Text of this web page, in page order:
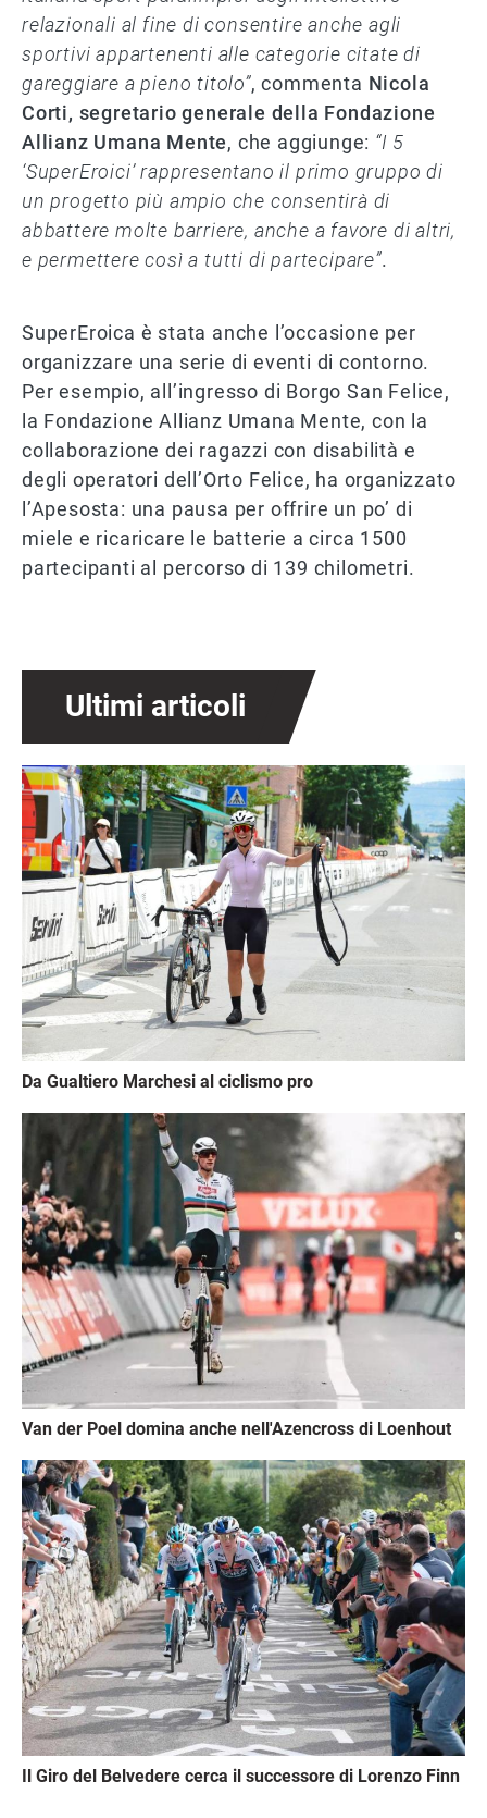
relazionali al fine di consentire anche agli
sportivi appartenenti alle categorie citate di
gareggiare a pieno titolo”, commenta Nicola
Corti, segretario generale della Fondazione
Allianz Umana Mente, che aggiunge: “I 5
‘SuperEroici’ rappresentano il primo gruppo di
un progetto più ampio che consentirà di
abbattere molte barriere, anche a favore di altri,
e permettere così a tutti di partecipare”.
SuperEroica è stata anche l’occasione per
organizzare una serie di eventi di contorno.
Per esempio, all’ingresso di Borgo San Felice,
la Fondazione Allianz Umana Mente, con la
collaborazione dei ragazzi con disabilità e
degli operatori dell’Orto Felice, ha organizzato
l’Apesosta: una pausa per offrire un po’ di
miele e ricaricare le batterie a circa 1500
partecipanti al percorso di 139 chilometri.
Ultimi articoli
Immagine
Da Gualtiero Marchesi al ciclismo pro
Van der Poel domina anche nell'Azencross di Loenhout
Immagine
Il Giro del Belvedere cerca il successore di Lorenzo Finn